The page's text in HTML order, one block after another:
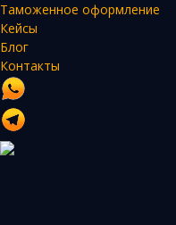
Таможенное оформление
Кейсы
Блог
Контакты